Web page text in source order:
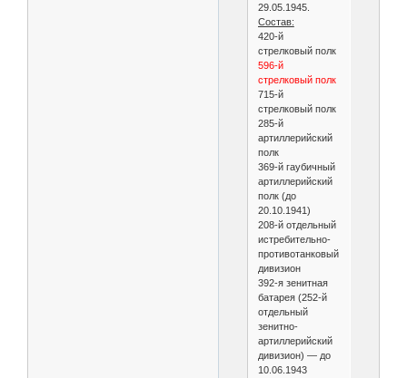
29.05.1945.
Состав:
420-й
стрелковый полк
596-й
стрелковый полк
715-й
стрелковый полк
285-й
артиллерийский
полк
369-й гаубичный
артиллерийский
полк (до
20.10.1941)
208-й отдельный
истребительно-
противотанковый
дивизион
392-я зенитная
батарея (252-й
отдельный
зенитно-
артиллерийский
дивизион) — до
10.06.1943